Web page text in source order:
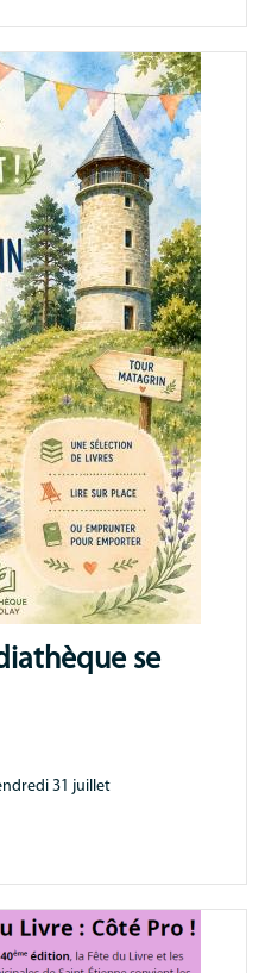
se
31 juillet